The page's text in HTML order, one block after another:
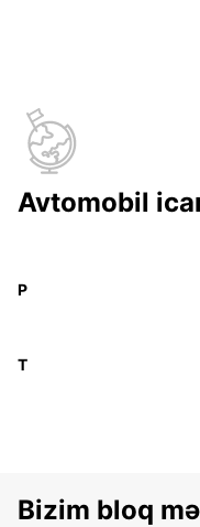
Avtomobil
P
T
Bizim bloq